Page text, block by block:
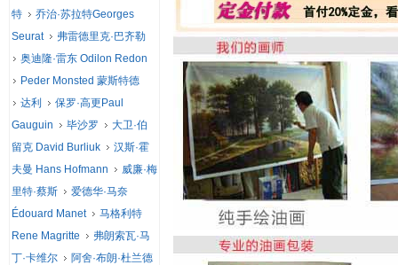
特
乔治·苏拉特Georges
Seurat
弗雷德里克·巴齐勒
奥迪隆·雷东 Odilon Redon
Peder Monsted 蒙斯特德
达利
保罗·高更Paul
Gauguin
毕沙罗
大卫·伯
留克 David Burliuk
汉斯·霍
夫曼 Hans Hofmann
威廉·梅
里特·蔡斯
爱德华·马奈
Édouard Manet
马格利特
Rene Magritte
弗朗索瓦·马
丁·卡维尔
阿舍·布朗·杜兰德